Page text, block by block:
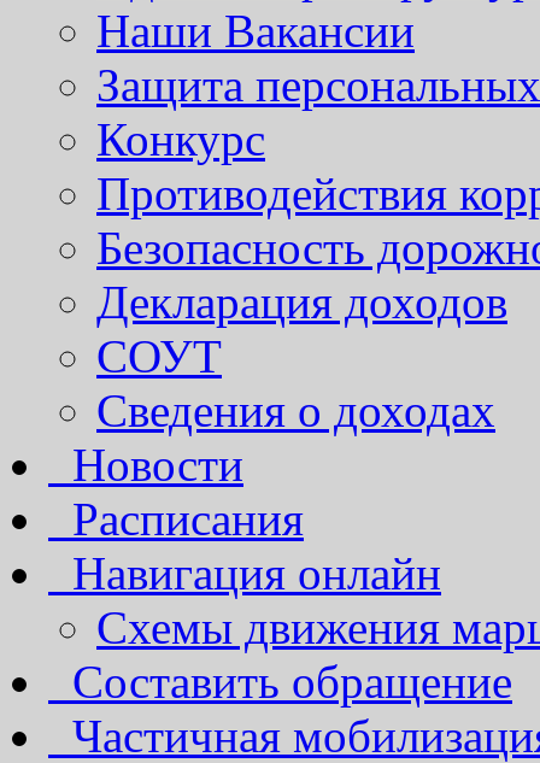
Наши Вакансии
Защита
Конкурс
Противодействия
Безопасность
Декларация доходов
СОУТ
Сведения о доходах
Новости
Расписания
Навигация онлайн
Схемы движения
Составить обращение
Частичная